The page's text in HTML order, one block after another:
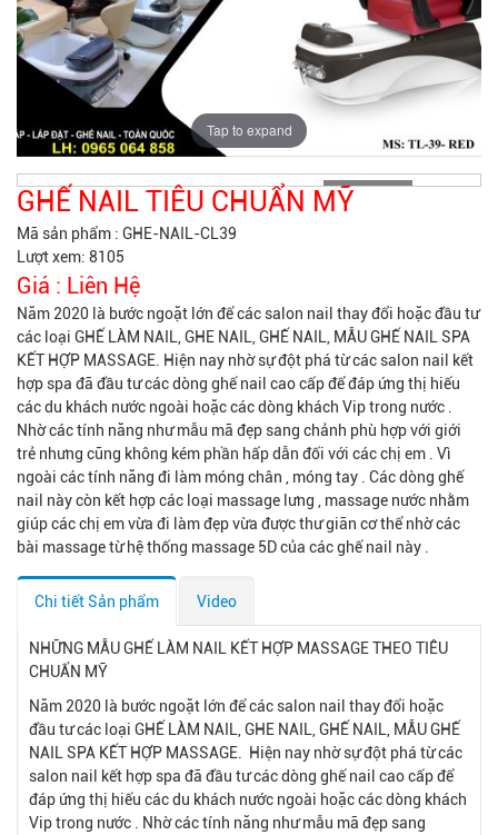
Tap to expand
GHẾ NAIL TIÊU CHUẨN MỸ
Mã sản phẩm : GHE-NAIL-CL39
Lượt xem: 8105
Giá : Liên Hệ
Năm 2020 là bước ngoặt lớn để các salon nail thay đổi hoặc đầu tư
các loại GHẾ LÀM NAIL, GHE NAIL, GHẾ NAIL, MẪU GHẾ NAIL SPA
KẾT HỢP MASSAGE. Hiện nay nhờ sự đột phá từ các salon nail kết
hợp spa đã đầu tư các dòng ghế nail cao cấp để đáp ứng thị hiếu
các du khách nước ngoài hoặc các dòng khách Vip trong nước .
Nhờ các tính năng như mẫu mã đẹp sang chảnh phù hợp với giới
trẻ nhưng cũng không kém phần hấp dẫn đối với các chị em . Vì
ngoài các tính năng đi làm móng chân , móng tay . Các dòng ghế
nail này còn kết hợp các loại massage lưng , massage nước nhằm
giúp các chị em vừa đi làm đẹp vừa được thư giãn cơ thể nhờ các
bài massage từ hệ thống massage 5D của các ghế nail này .
Chi tiết Sản phẩm Video
NHỮNG MẪU GHẾ LÀM NAIL KẾT HỢP MASSAGE THEO TIÊU
CHUẨN MỸ
Năm 2020 là bước ngoặt lớn để các salon nail thay đổi hoặc
đầu tư các loại GHẾ LÀM NAIL, GHE NAIL, GHẾ NAIL, MẪU GHẾ
NAIL SPA KẾT HỢP MASSAGE. Hiện nay nhờ sự đột phá từ các
salon nail kết hợp spa đã đầu tư các dòng ghế nail cao cấp để
đáp ứng thị hiếu các du khách nước ngoài hoặc các dòng khách
Vip trong nước . Nhờ các tính năng như mẫu mã đẹp sang